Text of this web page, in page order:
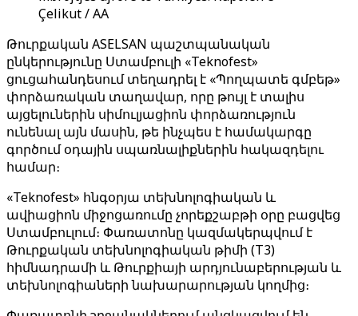
Çelikut / AA
Թուրքական ASELSAN պաշտպանական
ընկերությունը Ստամբուլի «Teknofest»
ցուցահանդեսում տեղադրել է «Պողպատե գմբեթ»
փորձառական տաղավար, որը թույլ է տալիս
այցելուներին սիմուլյացիոն փորձառություն
ունենալ այն մասին, թե ինչպես է համակարգը
գործում օդային սպառնալիքներին հակազդելու
համար։
«Teknofest» հնգօրյա տեխնոլոգիական և
ավիացիոն միջոցառումը չորեքշաբթի օրը բացվեց
Ստամբուլում։ Փառատոնը կազմակերպվում է
Թուրքական տեխնոլոգիական թիմի (T3)
հիմնադրամի և Թուրքիայի արդյունաբերության և
տեխնոլոգիաների նախարարության կողմից։